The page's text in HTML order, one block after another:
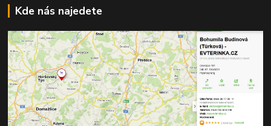
Kde nás najedete